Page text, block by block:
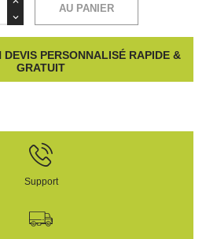
AU PANIER
PERSONNALISÉ RAPIDE &
GRATUIT
Support